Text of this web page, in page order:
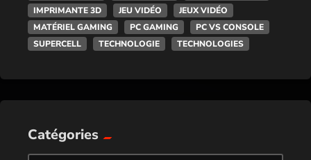
IMPRIMANTE 3D
JEU VIDÉO
JEUX VIDÉO
MATÉRIEL GAMING
PC GAMING
PC VS CONSOLE
SUPERCELL
TECHNOLOGIE TECHNOLOGIES
Catégories